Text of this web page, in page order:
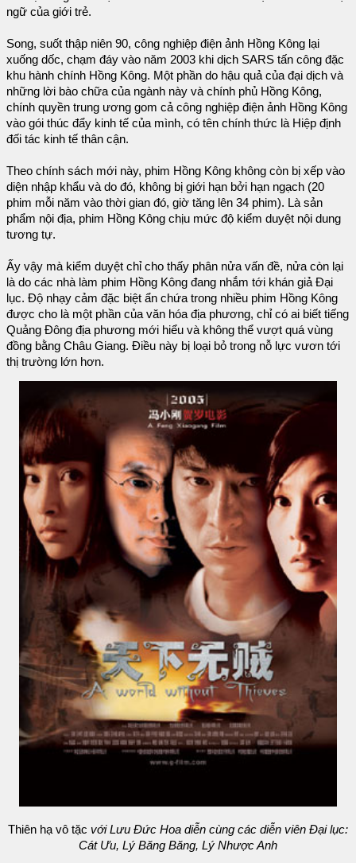
ngữ của giới trẻ.
Song, suốt thập niên 90, công nghiệp điện ảnh Hồng Kông lại
xuống dốc, chạm đáy vào năm 2003 khi dịch SARS tấn công đặc
khu hành chính Hồng Kông. Một phần do hậu quả của đại dịch và
những lời bào chữa của ngành này và chính phủ Hồng Kông,
chính quyền trung ương gom cả công nghiệp điện ảnh Hồng Kông
vào gói thúc đẩy kinh tế của mình, có tên chính thức là Hiệp định
đối tác kinh tế thân cận.
Theo chính sách mới này, phim Hồng Kông không còn bị xếp vào
diện nhập khẩu và do đó, không bị giới hạn bởi hạn ngạch (20
phim mỗi năm vào thời gian đó, giờ tăng lên 34 phim). Là sản
phẩm nội địa, phim Hồng Kông chịu mức độ kiểm duyệt nội dung
tương tự.
Ấy vậy mà kiểm duyệt chỉ cho thấy phân nửa vấn đề, nửa còn lại
là do các nhà làm phim Hồng Kông đang nhắm tới khán giả Đại
lục. Độ nhạy cảm đặc biệt ẩn chứa trong nhiều phim Hồng Kông
được cho là một phần của văn hóa địa phương, chỉ có ai biết tiếng
Quảng Đông địa phương mới hiểu và không thể vượt quá vùng
đồng bằng Châu Giang. Điều này bị loại bỏ trong nỗ lực vươn tới
thị trường lớn hơn.
Thiên hạ vô tặc với Lưu Đức Hoa diễn cùng các diễn viên Đại lục:
Cát Ưu, Lý Băng Băng, Lý Nhược Anh